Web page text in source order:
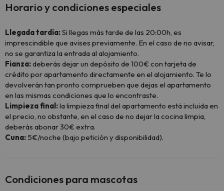
Horario y condiciones especiales
Llegada tardía:Si llegas más tarde de las 20:00h, es
imprescindible que avises previamente. En el caso de no avisar,
no se garantiza la entrada al alojamiento.
Fianza:deberás dejar un depósito de 100€ con tarjeta de
crédito por apartamento directamente en el alojamiento. Te lo
devolverán tan pronto comprueben que dejas el apartamento
en las mismas condiciones que lo encontraste.
Limpieza final:la limpieza final del apartamento está incluida en
el precio, no obstante, en el caso de no dejar la cocina limpia,
deberás abonar 30€ extra.
Cuna: 5€/noche (bajo petición y disponibilidad).
Condiciones para mascotas